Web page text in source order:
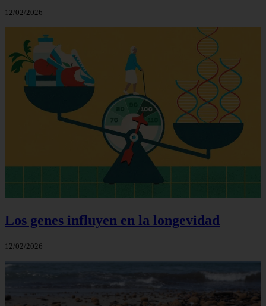
12/02/2026
Los genes influyen en la longevidad
12/02/2026